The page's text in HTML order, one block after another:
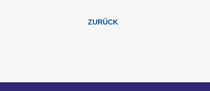
ZURÜCK